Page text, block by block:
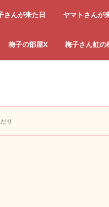
さんが来た日 ヤマトさんが
梅子の部屋X 梅子さん虹の
り